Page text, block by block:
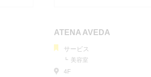
ATENA AVEDA
サービス
美容室
4F